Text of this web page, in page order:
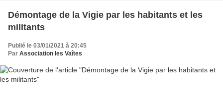
Démontage de la Vigie par les habitants et les
militants
Publié le 03/01/2021 à 20:45
Par Association les Vaîtes